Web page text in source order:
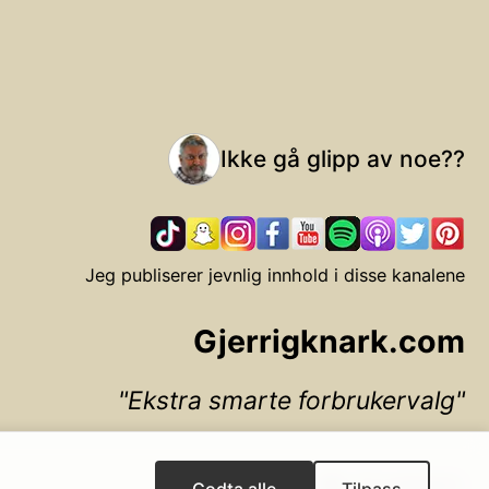
Ikke gå glipp av noe??
Jeg publiserer jevnlig innhold i disse kanalene
Gjerrigknark.com
Ekstra smarte forbrukervalg